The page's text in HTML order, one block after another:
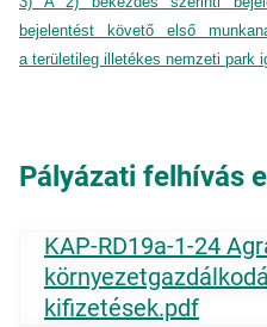
bejelentést követő első
a területileg illetékes nemzeti park
Pályázati felhívás
KAP-RD19a-1-24
kifizetések.pdf